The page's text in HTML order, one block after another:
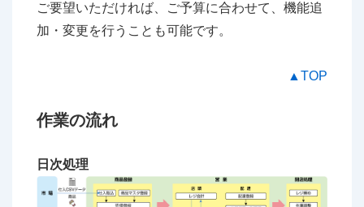
ご要望いただければ、ご予算に合わせて、機能追
加・変更を行うことも可能です。
▲TOP
作業の流れ
日次処理